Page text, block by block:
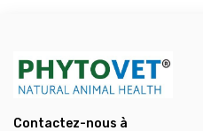
Contactez-nous à